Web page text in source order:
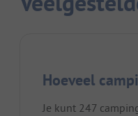
Hoeveel
Je kunt 247